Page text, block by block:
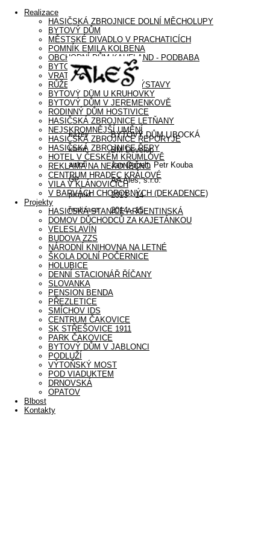
Realizace
HASIČSKÁ ZBROJNICE DOLNÍ MĚCHOLUPY
BYTOVÝ DŮM
MĚSTSKÉ DIVADLO V PRACHATICÍCH
POMNÍK EMILA KOLBENA
OBCHODNÍ DŮM KAUFLAND - PODBABA
BYTOVÝ DŮM LIBOCKÁ
VRATA V ŘEPORYJÍCH
RŮŽENA – INSTALACE VÝSTAVY
BYTOVÝ DŮM U KRUHOVKY
BYTOVÝ DŮM V JEREMENKOVĚ
RODINNÝ DŮM HOSTIVICE
HASIČSKÁ ZBROJNICE LETŇANY
NEJSKROMNĚJŠÍ UMĚNÍ
HASIČSKÁ ZBROJNICE ŘEPORYJE
HASIČSKÁ ZBROJNICE ŘEPY
HOTEL V ČESKÉM KRUMLOVĚ
REKLAMA NA NEKONEČNO
CENTRUM HRADEC KRÁLOVÉ
VILA V KLÁNOVICÍCH
V BARVÁCH CHOROBNÝCH (DEKADENCE)
Projekty
HASIČSKÁ STANICE ARGENTINSKÁ
DOMOV DŮCHODCŮ ZA KAJETÁNKOU
VELESLAVÍN
BUDOVA ZZS
NÁRODNÍ KNIHOVNA NA LETNÉ
ŠKOLA DOLNÍ POČERNICE
HOLUBICE
DENNÍ STACIONÁŘ ŘÍČANY
SLOVANKA
PENSION BENDA
PŘEZLETICE
SMÍCHOV IDS
CENTRUM ČAKOVICE
SK STŘEŠOVICE 1911
PARK ČAKOVICE
BYTOVÝ DŮM V JABLONCI
PODLUŽÍ
VÝTOŇSKÝ MOST
POD VIADUKTEM
DRNOVSKÁ
OPATOV
Blbost
Kontakty
název BYTOVÝ DŮM LIBOCKÁ
klient BM Develop
autoři Jan Oppelt, Petr Kouba
GP AA Aleš, s.r.o.
projekt 2013 - 14
realizace 2014 - 15